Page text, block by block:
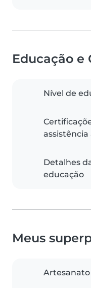
Educação e
Nível de
assistência
Detalhes
educação
Meus
Artesanato